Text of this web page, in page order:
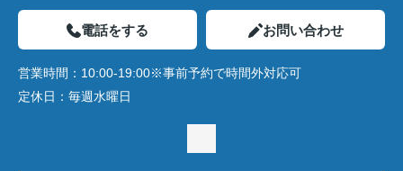
電話をする お問い合わせ
営業時間： 10:00-19:00※事前予約で時間外対応可
定休日： 毎週水曜日